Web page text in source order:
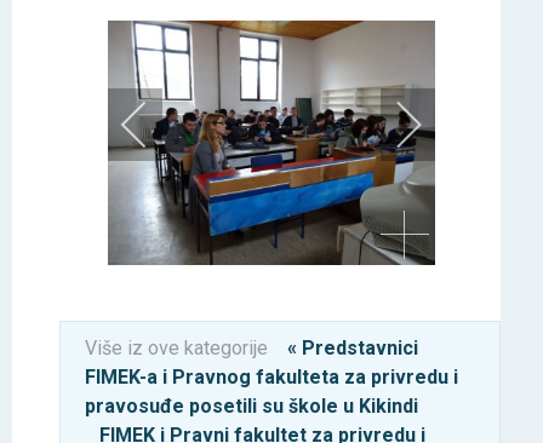
Više iz ove kategorije
« Predstavnici
FIMEK-a i Pravnog fakulteta za privredu i
pravosuđe posetili su škole u Kikindi
FIMEK i Pravni fakultet za privredu i